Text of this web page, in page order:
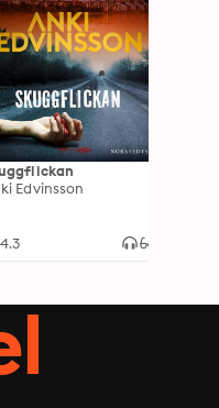
Edvinsson
4.3